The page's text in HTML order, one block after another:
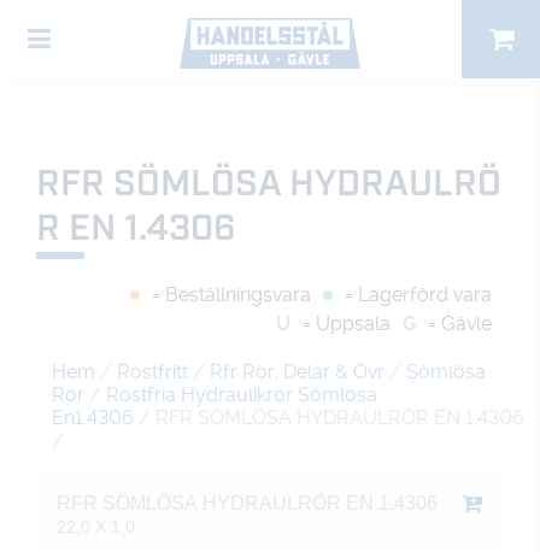
RFR SÖMLÖSA HYDRAULRÖ
R EN 1.4306
= Beställningsvara
= Lagerförd vara
U
= Uppsala G = Gävle
Hem / Rostfritt / Rfr Rör, Delar & Övr / Sömlösa
Rör / Rostfria Hydraulikrör Sömlösa
En1.4306 / RFR SÖMLÖSA HYDRAULRÖR EN 1.4306
/
RFR SÖMLÖSA HYDRAULRÖR EN 1.4306
22,0 X 1,0